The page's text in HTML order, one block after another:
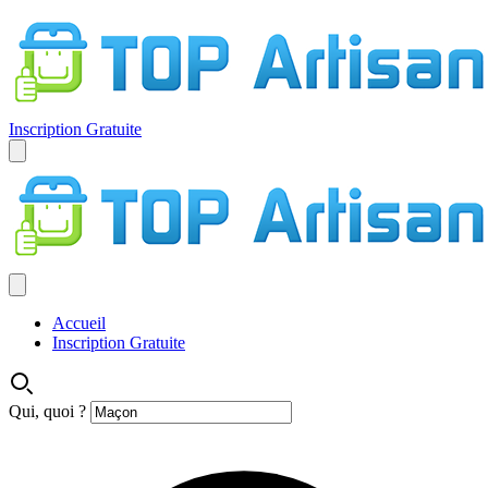
Inscription Gratuite
Accueil
Inscription Gratuite
Qui, quoi ?